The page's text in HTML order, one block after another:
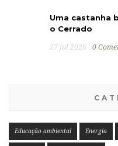
Uma castanha
o Cerrado
27 jul 2026 0
Educação ambiental Energia